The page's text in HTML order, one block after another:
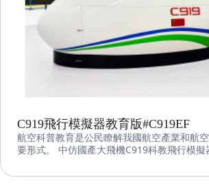
C919飛行模擬器教育版#C919EF
航空科普教育是公民瞭解我國航空產業和航
要形式。 中仿國產大飛機C919科教飛行模擬
學飛行模擬器。 該設備採用中仿智慧先進的